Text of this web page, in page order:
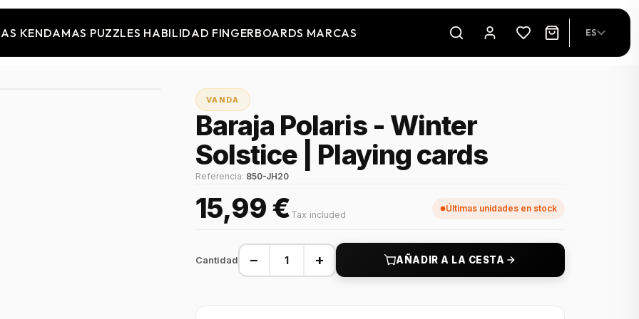
KENDAMAS PUZZLES HABILIDAD FINGERBOARDS MARCAS ES
VANDA
Baraja Polaris - Winter
Solstice | Playing cards
Referencia: 850-JH20
15,99 € Tax included
Últimas unidades en stock
Cantidad − + AÑADIR A LA CESTA
VÍDEO · Ver vídeo del producto